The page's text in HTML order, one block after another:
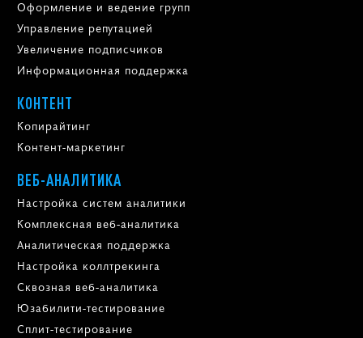
Оформление и ведение групп
Управление репутацией
Увеличение подписчиков
Информационная поддержка
КОНТЕНТ
Копирайтинг
Контент-маркетинг
ВЕБ-АНАЛИТИКА
Настройка систем аналитики
Комплексная веб-аналитика
Аналитическая поддержка
Настройка коллтрекинга
Сквозная веб-аналитика
Юзабилити-тестирование
Сплит-тестирование